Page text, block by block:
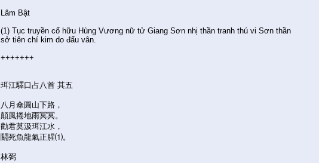
Lâm Bật
(1) Tục truyền cổ hữu Hùng Vương nữ tử Giang Sơn nhị thần tranh thú vi Sơn thần
sở tiên chí kim do đấu vân.
+++++++
珥江驛口占八首 其五
八月傘圓山下路，
顛風捲地雨冥冥。
勸君莫汲珥江水，
鬬死魚龍氣正腥⑴。
林弼